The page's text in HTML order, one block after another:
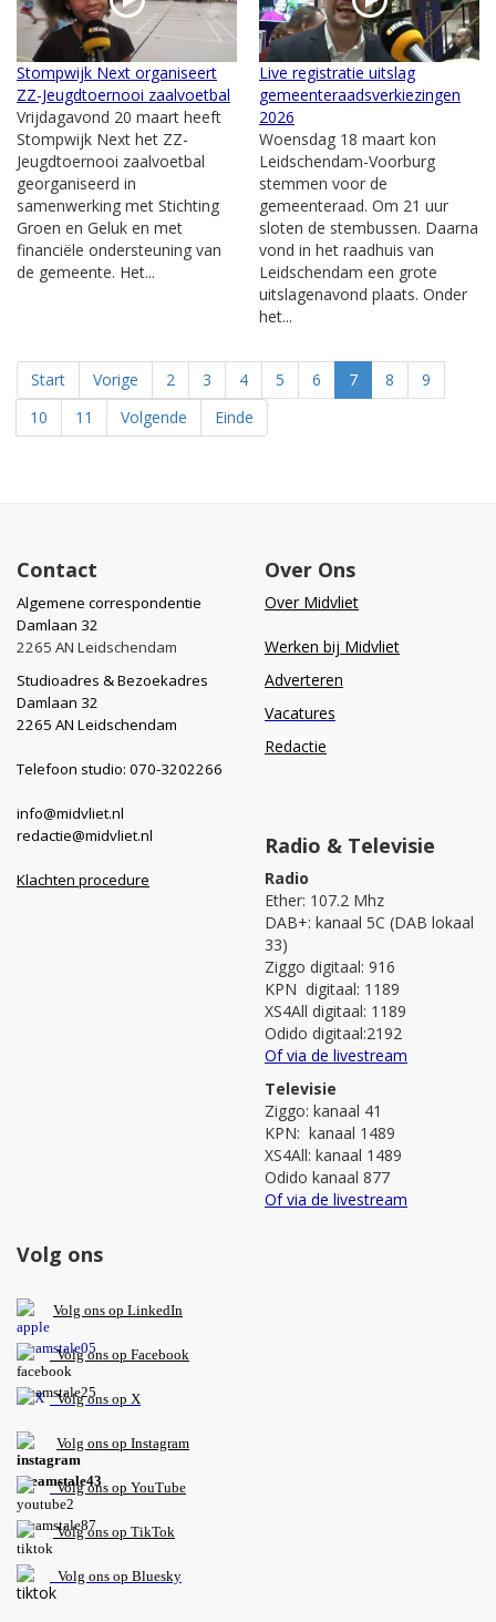
Stompwijk Next organiseert
ZZ-Jeugdtoernooi zaalvoetbal
Vrijdagavond 20 maart heeft
Stompwijk Next het ZZ-
Jeugdtoernooi zaalvoetbal
georganiseerd in
samenwerking met Stichting
Groen en Geluk en met
financiële ondersteuning van
de gemeente. Het...
Live registratie uitslag
gemeenteraadsverkiezingen
2026
Woensdag 18 maart kon
Leidschendam-Voorburg
stemmen voor de
gemeenteraad. Om 21 uur
sloten de stembussen. Daarna
vond in het raadhuis van
Leidschendam een grote
uitslagenavond plaats. Onder
het...
Start Vorige 2 3 4 5 6 7 8
9
10
11 Volgende Einde
Contact
Algemene correspondentie
Damlaan 32
2265 AN Leidschendam
Studioadres & Bezoekadres
Damlaan 32
2265 AN Leidschendam
Telefoon studio: 070-3202266
info@midvliet.nl
redactie@midvliet.nl
Klachten procedure
Over Ons
Over Midvliet
Werken bij Midvliet
Adverteren
Vacatures
Redactie
Radio & Televisie
Radio
Ether: 107.2 Mhz
DAB+: kanaal 5C (DAB lokaal
33)
Ziggo digitaal: 916
KPN digitaal: 1189
XS4All digitaal: 1189
Odido digitaal:2192
Of via de livestream
Televisie
Ziggo: kanaal 41
KPN: kanaal 1489
XS4All: kanaal 1489
Odido kanaal 877
Of via de livestream
Volg ons
Volg ons op LinkedIn
Volg ons op Facebook
Volg ons op X
Volg ons op Instagram
Volgons op YouTube
Volg ons op TikTok
Volg ons op Bluesky